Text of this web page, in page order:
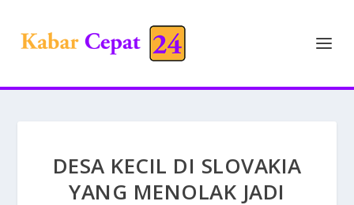
DESA KECIL DI SLOVAKIA
YANG MENOLAK JADI